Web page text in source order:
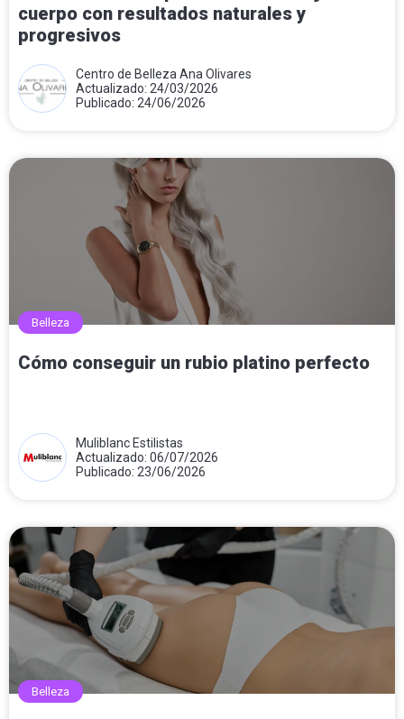
cuerpo con resultados naturales y
progresivos
Centro de Belleza Ana Olivares
Actualizado: 24/03/2026
Publicado: 24/06/2026
Belleza
Cómo conseguir un rubio platino perfecto
Muliblanc Estilistas
Actualizado: 06/07/2026
Publicado: 23/06/2026
Belleza